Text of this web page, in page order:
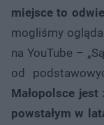
miejsce to
mogliśmy
na YouTube –
od
Małopolsce
powstałym w